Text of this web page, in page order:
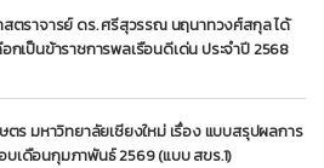
ตราจารย์ ดร. ศรีสุวรรณ นฤนาทวงศ์สกุล ได้
กเป็นข้าราชการพลเรือนดีเด่น ประจำปี 2568
ร มหาวิทยาลัยเชียงใหม่ เรื่อง แบบสรุปผลการ
เดือนกุมภาพันธ์ 2569 (แบบ สขร.1)